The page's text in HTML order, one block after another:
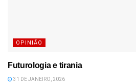
OPINIÃO
Futurologia e tirania
31 DE JANEIRO, 2026